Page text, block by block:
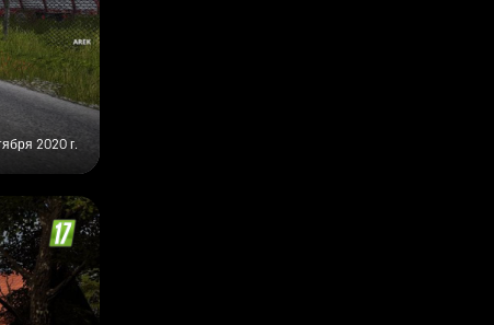
2020 г.